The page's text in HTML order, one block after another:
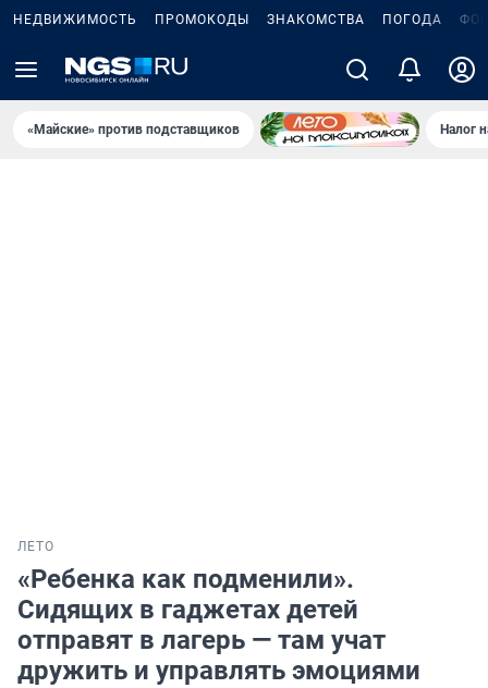
НЕДВИЖИМОСТЬ ПРОМОКОДЫ ЗНАКОМСТВА ПОГОДА
«Майские» против подставщиков Налог
ЛЕТО
«Ребенка как подменили».
Сидящих в гаджетах детей
отправят в лагерь — там учат
дружить и управлять эмоциями